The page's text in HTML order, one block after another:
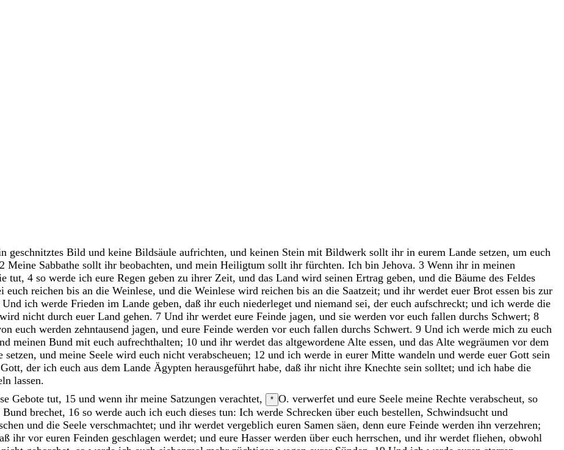
geschnitztes Bild und keine Bildsäule aufrichten, und keinen Stein mit Bildwerk sollt ihr in eurem Lande setzen, um euch
2 Meine Sabbathe sollt ihr beobachten, und mein Heiligtum sollt ihr fürchten. Ich bin Jehova. 3 Wenn ihr in meinen
tut, 4 so werde ich eure Regen geben zu ihrer Zeit, und das Land wird seinen Ertrag geben, und die Bäume des Feldes
euch reichen bis an die Weinlese, und die Weinlese wird reichen bis an die Saatzeit; und ihr werdet euer Brot essen bis zur
Und ich werde Frieden im Lande geben, daß ihr euch niederleget und niemand sei, der euch aufschreckt; und ich werde die
wird nicht durch euer Land gehen. 7 Und ihr werdet eure Feinde jagen, und sie werden vor euch fallen durchs Schwert; 8
euch werden zehntausend jagen, und eure Feinde werden vor euch fallen durchs Schwert. 9 Und ich werde mich zu euch
meinen Bund mit euch aufrechthalten; 10 und ihr werdet das altgewordene Alte essen, und das Alte wegräumen vor dem
setzen, und meine Seele wird euch nicht verabscheuen; 12 und ich werde in eurer Mitte wandeln und werde euer Gott sein
Gott, der ich euch aus dem Lande Ägypten herausgeführt habe, daß ihr nicht ihre Knechte sein solltet; und ich habe die
lassen.
Gebote tut, 15 und wenn ihr meine Satzungen verachtet, * O. verwerfet und eure Seele meine Rechte verabscheut, so
Bund brechet, 16 so werde auch ich euch dieses tun: Ich werde Schrecken über euch bestellen, Schwindsucht und
und die Seele verschmachtet; und ihr werdet vergeblich euren Samen säen, denn eure Feinde werden ihn verzehren;
ihr vor euren Feinden geschlagen werdet; und eure Hasser werden über euch herrschen, und ihr werdet fliehen, obwohl